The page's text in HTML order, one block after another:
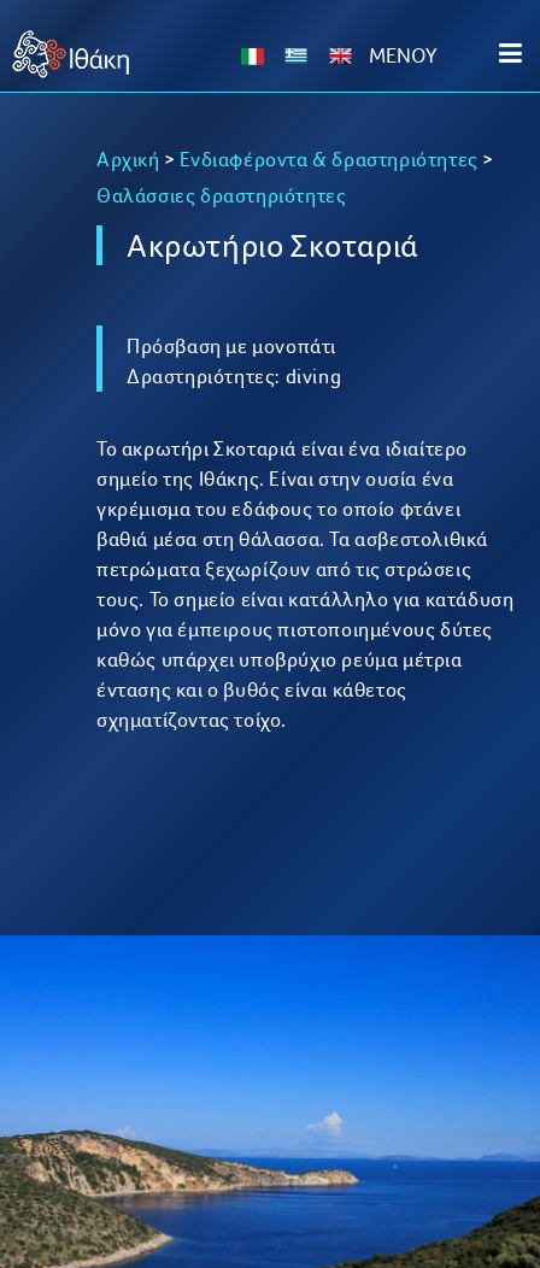
Αρχική > Ενδιαφέροντα & δραστηριότητες >
Θαλάσσιες δραστηριότητες
Ακρωτήριο Σκοταριά
Πρόσβαση με μονοπάτι
Δραστηριότητες: diving
Το ακρωτήρι Σκοταριά είναι ένα ιδιαίτερο
σημείο της Ιθάκης. Είναι στην ουσία ένα
γκρέμισμα του εδάφους το οποίο φτάνει
βαθιά μέσα στη θάλασσα. Τα ασβεστολιθικά
πετρώματα ξεχωρίζουν από τις στρώσεις
τους. Το σημείο είναι κατάλληλο για κατάδυση
μόνο για έμπειρους πιστοποιημένους δύτες
καθώς υπάρχει υποβρύχιο ρεύμα μέτρια
έντασης και ο βυθός είναι κάθετος
σχηματίζοντας τοίχο.
MENOY